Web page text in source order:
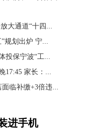
大通道“十四...
规划出炉 宁...
投保宁波“工...
17:45 家长：...
临补缴+3倍违...
进手机